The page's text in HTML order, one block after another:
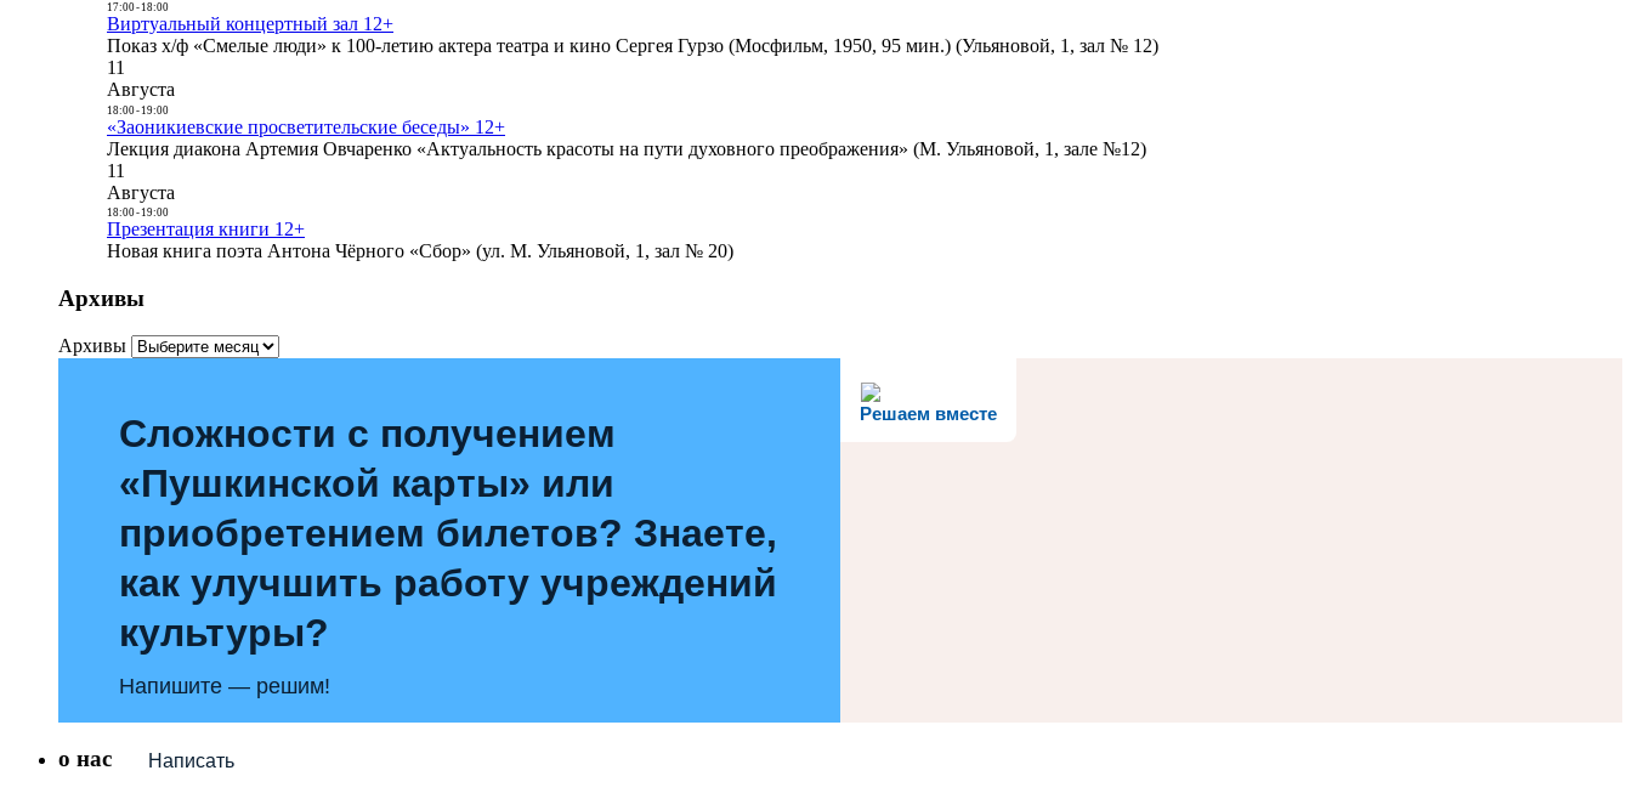
17:00- 18:00
Виртуальный концертный зал 12+
Показ х/ф «Смелые люди» к 100-летию актера театра и кино Сергея Гурзо (Мосфильм, 1950, 95 мин.) (Ульяновой, 1, зал № 12)
11
Августа
18:00- 19:00
«Заоникиевские просветительские беседы» 12+
Лекция диакона Артемия Овчаренко «Актуальность красоты на пути духовного преображения» (М. Ульяновой, 1, зале №12)
11
Августа
18:00- 19:00
Презентация книги 12+
Новая книга поэта Антона Чёрного «Сбор» (ул. М. Ульяновой, 1, зал № 20)
Архивы
Архивы
Решаем вместе
Сложности с получением
«Пушкинской карты» или
приобретением билетов? Знаете,
как улучшить работу учреждений
культуры?
Напишите — решим!
Написать
о нас